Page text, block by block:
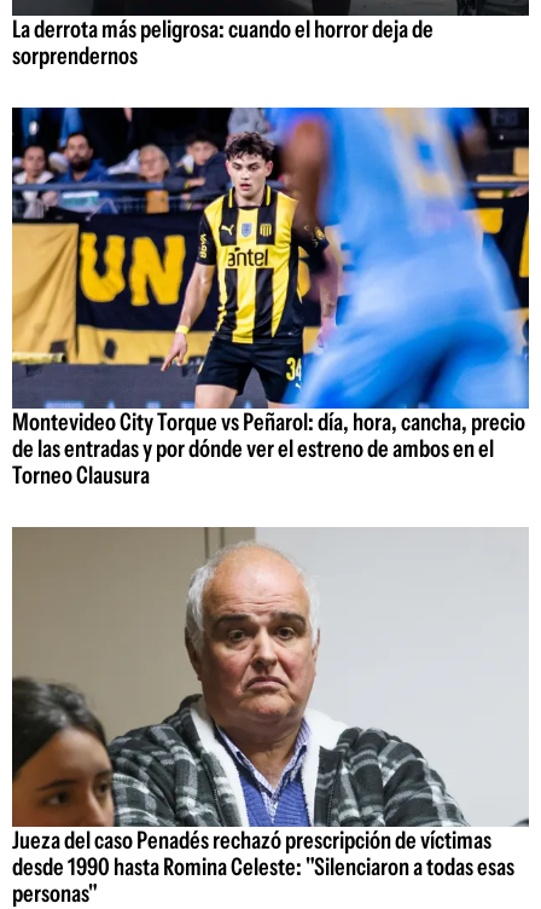
La derrota más peligrosa: cuando el horror deja de
sorprendernos
Montevideo City Torque vs Peñarol: día, hora, cancha, precio
de las entradas y por dónde ver el estreno de ambos en el
Torneo Clausura
Jueza del caso Penadés rechazó prescripción de víctimas
desde 1990 hasta Romina Celeste: "Silenciaron a todas esas
personas"